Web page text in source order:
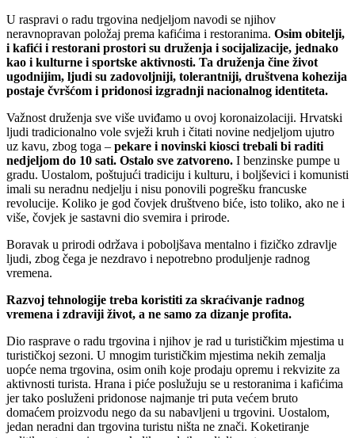
U raspravi o radu trgovina nedjeljom navodi se njihov
neravnopravan položaj prema kafićima i restoranima. Osim obitelji,
i kafići i restorani prostori su druženja i socijalizacije, jednako
kao i kulturne i sportske aktivnosti. Ta druženja čine život
ugodnijim, ljudi su zadovoljniji, tolerantniji, društvena kohezija
postaje čvršćom i pridonosi izgradnji nacionalnog identiteta.
Važnost druženja sve više uviđamo u ovoj koronaizolaciji. Hrvatski
ljudi tradicionalno vole svježi kruh i čitati novine nedjeljom ujutro
uz kavu, zbog toga – pekare i novinski kiosci trebali bi raditi
nedjeljom do 10 sati. Ostalo sve zatvoreno. I benzinske pumpe u
gradu. Uostalom, poštujući tradiciju i kulturu, i boljševici i komunisti
imali su neradnu nedjelju i nisu ponovili pogrešku francuske
revolucije. Koliko je god čovjek društveno biće, isto toliko, ako ne i
više, čovjek je sastavni dio svemira i prirode.
Boravak u prirodi održava i poboljšava mentalno i fizičko zdravlje
ljudi, zbog čega je nezdravo i nepotrebno produljenje radnog
vremena.
Razvoj tehnologije treba koristiti za skraćivanje radnog
vremena i zdraviji život, a ne samo za dizanje profita.
Dio rasprave o radu trgovina i njihov je rad u turističkim mjestima u
turističkoj sezoni. U mnogim turističkim mjestima nekih zemalja
uopće nema trgovina, osim onih koje prodaju opremu i rekvizite za
aktivnosti turista. Hrana i piće poslužuju se u restoranima i kafićima
jer tako posluženi pridonose najmanje tri puta većem bruto
domaćem proizvodu nego da su nabavljeni u trgovini. Uostalom,
jedan neradni dan trgovina turistu ništa ne znači. Koketiranje